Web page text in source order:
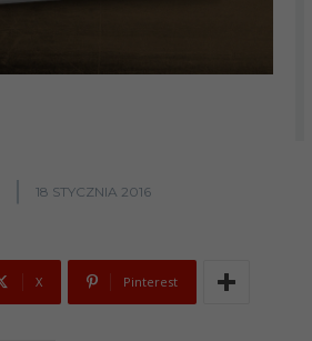
18 STYCZNIA 2016
X Pinterest